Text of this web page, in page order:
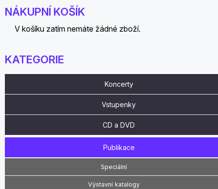
NÁKUPNÍ KOŠÍK
V košíku zatím nemáte žádné zboží.
KATEGORIE
Koncerty
Vstupenky
CD a DVD
Publikace
Speciální
Výstavní katalogy